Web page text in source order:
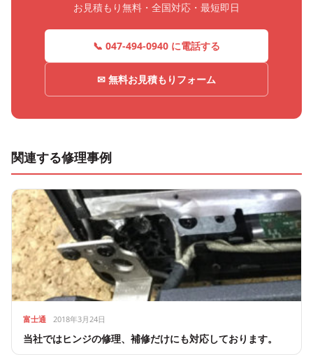
お見積もり無料・全国対応・最短即日
📞 047-494-0940 に電話する
✉ 無料お見積もりフォーム
関連する修理事例
富士通 2018年3月24日
当社ではヒンジの修理、補修だけにも対応しております。